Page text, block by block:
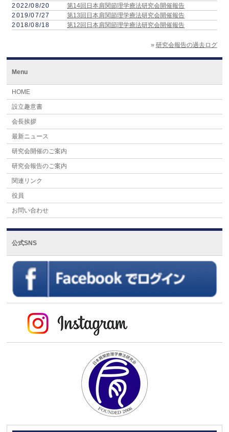
2022/08/20
第14回日本肩関節理学療法研究会開催報告
2019/07/27
第13回日本肩関節理学療法研究会開催報告
2018/08/18
第12回日本肩関節理学療法研究会開催報告
» 研究会報告の過去ログ
Menu
HOME
設立趣意書
会長挨拶
最新ニュース
研究会開催のご案内
研究会報告のご案内
関連リンク
役員
お問い合わせ
公式SNS